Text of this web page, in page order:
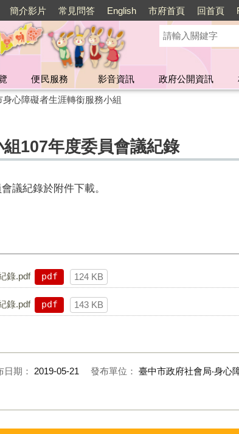
簡介影片 常見問答 English 市府首頁 回首頁
便民服務 影音資訊 政府公開資訊
身心障礙者生涯轉銜服務小組
107年度委員會議紀錄
議紀錄於附件下載。
錄.pdf pdf 124 KB
錄.pdf pdf 143 KB
日期： 2019-05-21 發布單位： 臺中市政府社會局‧身心